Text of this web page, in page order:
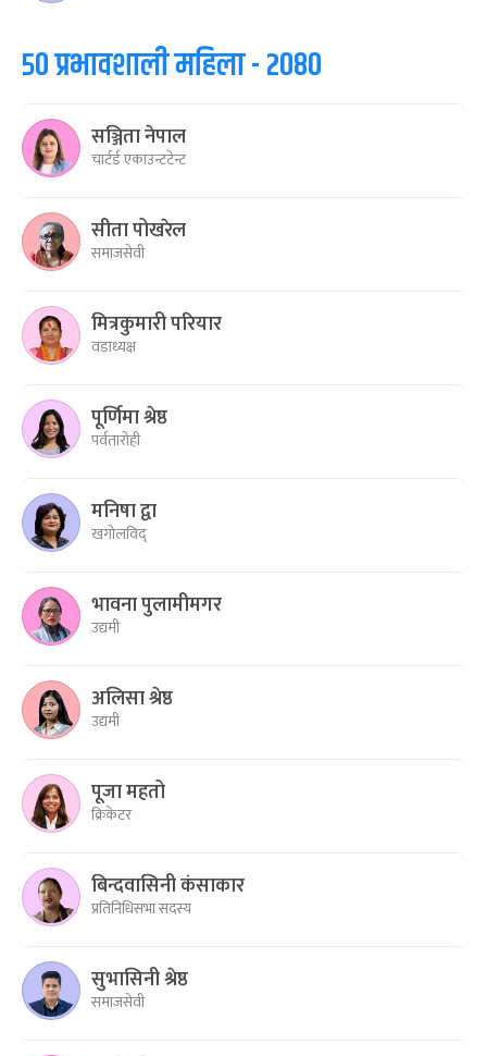
५० प्रभावशाली महिला - २०८०
सञ्जिता नेपाल
चार्टर्ड एकाउन्टटेन्ट
सीता पोखरेल
समाजसेवी
मित्रकुमारी परियार
वडाध्यक्ष
पूर्णिमा श्रेष्ठ
पर्वतारोही
मनिषा द्वा
खगोलविद्
भावना पुलामीमगर
उद्यमी
अलिसा श्रेष्ठ
उद्यमी
पूजा महतो
क्रिकेटर
बिन्दवासिनी कंसाकार
प्रतिनिधिसभा सदस्य
सुभासिनी श्रेष्ठ
समाजसेवी